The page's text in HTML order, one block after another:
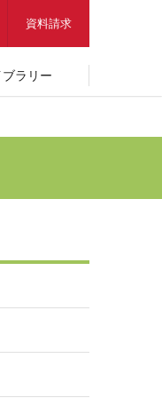
資料請求
ブラリー